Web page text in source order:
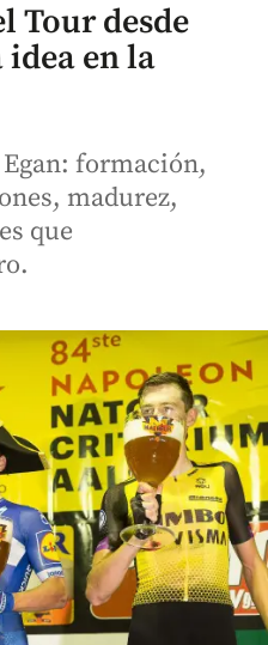
Tour desde
idea en la
formación,
madurez,
que